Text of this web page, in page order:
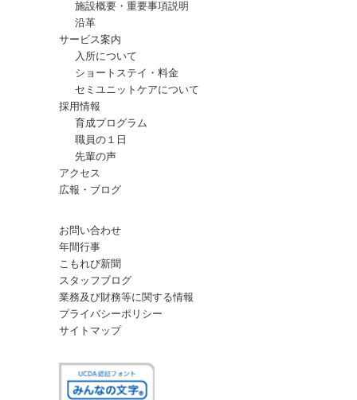
施設概要・重要事項説明
沿革
サービス案内
入所について
ショートステイ・料金
セミユニットケアについて
採用情報
育成プログラム
職員の１日
先輩の声
アクセス
広報・ブログ
お問い合わせ
年間行事
こもれび新聞
スタッフブログ
業務及び財務等に関する情報
プライバシーポリシー
サイトマップ